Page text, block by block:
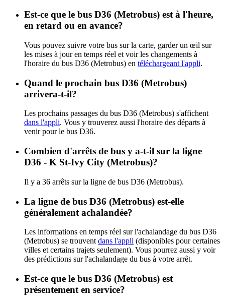
Est-ce que le bus D36 (Metrobus) est à l'heure,
en retard ou en avance?
Vous pouvez suivre votre bus sur la carte, garder un œil sur
les mises à jour en temps réel et voir les changements à
l'horaire du bus D36 (Metrobus) en téléchargeant l'appli.
Quand le prochain bus D36 (Metrobus)
arrivera-t-il?
Les prochains passages du bus D36 (Metrobus) s'affichent
dans l'appli. Vous y trouverez aussi l'horaire des départs à
venir pour le bus D36.
Combien d'arrêts de bus y a-t-il sur la ligne
D36 - K St-Ivy City (Metrobus)?
Il y a 36 arrêts sur la ligne de bus D36 (Metrobus).
La ligne de bus D36 (Metrobus) est-elle
généralement achalandée?
Les informations en temps réel sur l'achalandage du bus D36
(Metrobus) se trouvent dans l'appli (disponibles pour certaines
villes et certains trajets seulement). Vous pourrez aussi y voir
des prédictions sur l'achalandage du bus à votre arrêt.
Est-ce que le bus D36 (Metrobus) est
présentement en service?